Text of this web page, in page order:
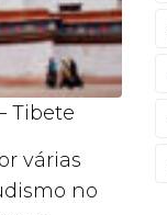
Tibete
várias
no